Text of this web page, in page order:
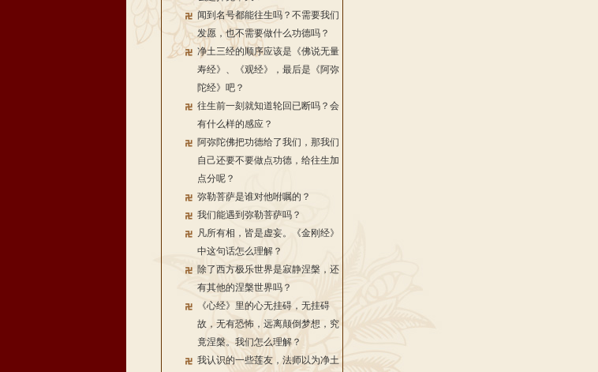
闻到名号都能往生吗？不需要我们
发愿，也不需要做什么功德吗？
净土三经的顺序应该是《佛说无量
寿经》、《观经》，最后是《阿弥
陀经》吧？
往生前一刻就知道轮回已断吗？会
有什么样的感应？
阿弥陀佛把功德给了我们，那我们
自己还要不要做点功德，给往生加
点分呢？
弥勒菩萨是谁对他咐嘱的？
我们能遇到弥勒菩萨吗？
凡所有相，皆是虚妄。《金刚经》
中这句话怎么理解？
除了西方极乐世界是寂静涅槃，还
有其他的涅槃世界吗？
《心经》里的心无挂碍，无挂碍
故，无有恐怖，远离颠倒梦想，究
竟涅槃。我们怎么理解？
我认识的一些莲友，法师以为净土